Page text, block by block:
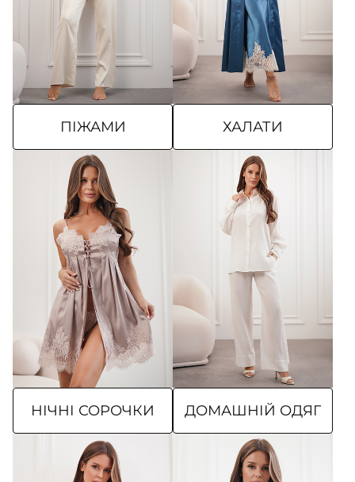
ПІЖАМИ ХАЛАТИ
НІЧНІ СОРОЧКИ ДОМАШНІЙ ОДЯГ